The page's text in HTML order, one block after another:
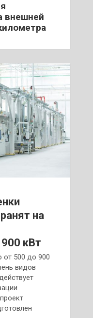
внешней
на
кВт
500 до 900
видов